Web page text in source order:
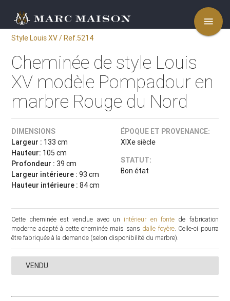
menu
Style Louis XV / Ref.5214
Cheminée de style Louis
XV modèle Pompadour en
marbre Rouge du Nord
DIMENSIONS
Largeur : 133 cm
Hauteur: 105 cm
Profondeur : 39 cm
Largeur intérieure :93 cm
Hauteur intérieure :84 cm
ÉPOQUE ET PROVENANCE:
XIXe siècle
STATUT:
Bon état
Cette cheminée est vendue avec un intérieur en fontede fabrication
moderne adapté à cette cheminée mais sans dalle foyère. Celle-ci pourra
être fabriquée à la demande (selon disponibilité du marbre).
VENDU